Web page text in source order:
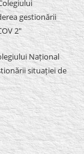
gestionării
2″
Național
situației de